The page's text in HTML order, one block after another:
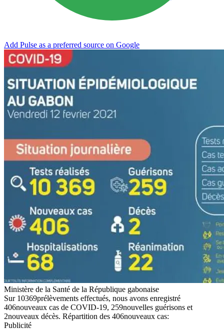
Add Pulse as a preferred source on Google
Ministère de la Santé de la République gabonaise
Sur 10369prélèvements effectués, nous avons enregistré
406nouveaux cas de COVID-19, 259nouvelles guérisons et
2nouveaux décès. Répartition des 406nouveaux cas:
Publicité